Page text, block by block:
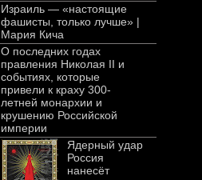
Израиль — «настоящие
фашисты, только лучше» |
Мария Кича
О последних годах
правления Николая II и
событиях, которые
привели к краху 300-
летней монархии и
крушению Российской
империи
Ядерный удар
Россия
нанесёт